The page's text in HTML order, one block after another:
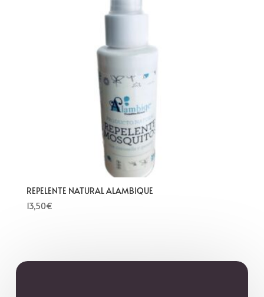
REPELENTE NATURAL ALAMBIQUE
13,50€